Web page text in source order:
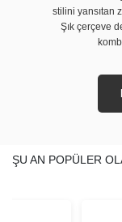
stilini yansıtan
Şık çerçeve
ŞU AN POPÜLER